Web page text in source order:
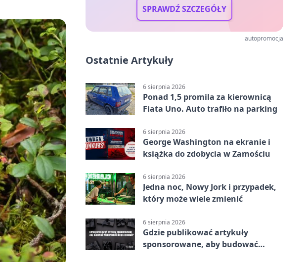
SPRAWDŹ SZCZEGÓŁY
autopromocja
Ostatnie Artykuły
6 sierpnia 2026
Ponad 1,5 promila za kierownicą
Fiata Uno. Auto trafiło na parking
6 sierpnia 2026
George Washington na ekranie i
książka do zdobycia w Zamościu
6 sierpnia 2026
Jedna noc, Nowy Jork i przypadek,
który może wiele zmienić
6 sierpnia 2026
Gdzie publikować artykuły
sponsorowane, aby budować